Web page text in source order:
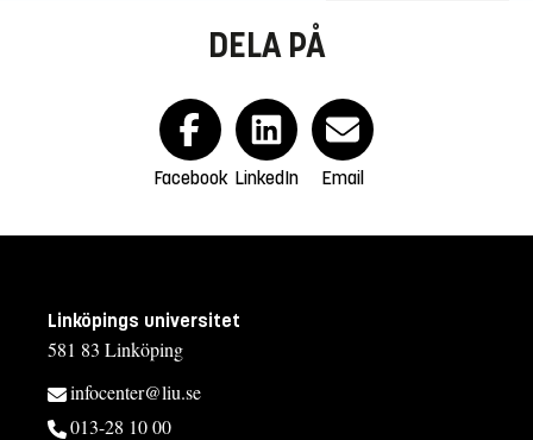
DELA PÅ
Facebook LinkedIn Email
Linköpings universitet
581 83 Linköping
infocenter@liu.se
013-28 10 00